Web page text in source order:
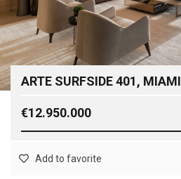
ARTE SURFSIDE 401, MIAMI
€12.950.000
Add to favorite